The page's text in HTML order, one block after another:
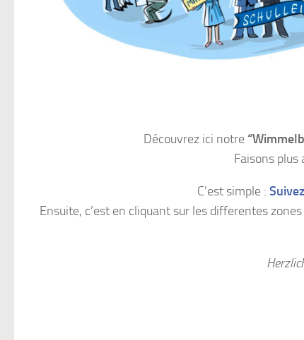
Découvrez ici notre
Faisons
C’est simple :
Ensuite, c’est en cliquant sur les differentes